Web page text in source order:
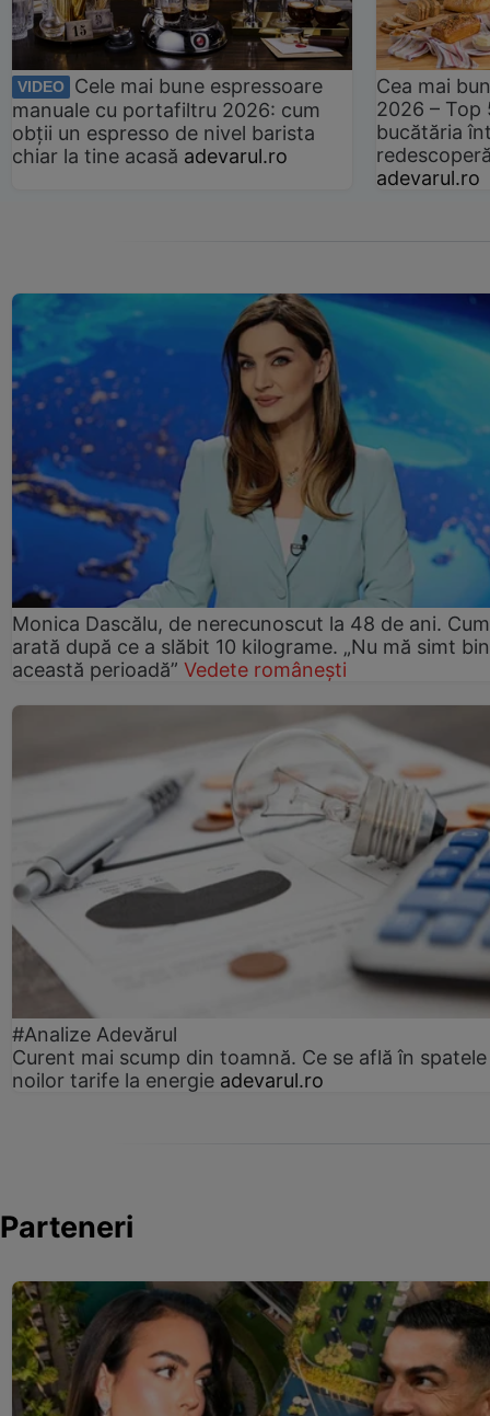
VIDEO
Cele mai bune espressoare
manuale cu portafiltru 2026: cum
obții un espresso de nivel barista
chiar la tine acasă adevarul.ro
Cea mai
2026 –
bucătăria
adevarul.ro
Monica Dascălu, de nerecunoscut la 48 de ani. Cum
arată după ce a slăbit 10 kilograme. „Nu mă simt
această perioadă” Vedete românești
#Analize Adevărul
Curent mai scump din toamnă. Ce se află în spatele
noilor tarife la energie adevarul.ro
Parteneri